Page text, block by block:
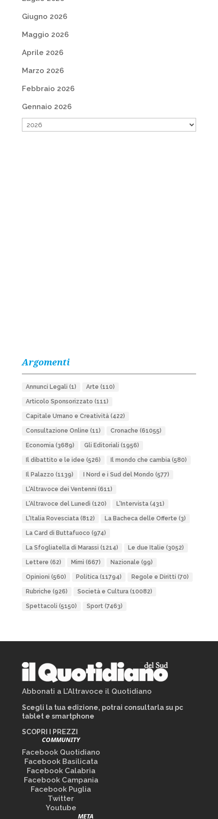
Giugno 2026
Maggio 2026
Aprile 2026
Marzo 2026
Febbraio 2026
Gennaio 2026
Argomenti
Annunci Legali (1) Arte (110)
Articolo Sponsorizzato (111)
Capitale Umano e Creatività(422)
Consultazione Online (11) Cronache (61055)
Economia(3689) Gli Editoriali (1956)
Il dibattito e le idee (526) Il mondo che cambia(580)
Il Palazzo (1139) I Nord e i Sud del Mondo (577)
L'Altravoce dei Ventenni (611)
L'Altravoce del Lunedì (120) L'Intervista(431)
L'Italia Rovesciata(812) La Bacheca delle Offerte (3)
La Card di Buttafuoco (974)
La Sfogliatella di Marassi (1214) Le due Italie (3052)
Lettere (62) Mimì (667) Nazionale (99)
Opinioni (560) Politica(11794) Regole e Diritti (70)
Rubriche (926) Società e Cultura(10082)
Spettacoli (5150) Sport(7463)
Abbonati a L’Altravoce il Quotidiano
Scegli la tua edizione, potrai consultarla su pc
tablet e smartphone
SCOPRI I PREZZI
COMMUNITY
Facebook Quotidiano
Facebook Basilicata
Facebook Calabria
Facebook Campania
Facebook Puglia
Twitter
Youtube
META